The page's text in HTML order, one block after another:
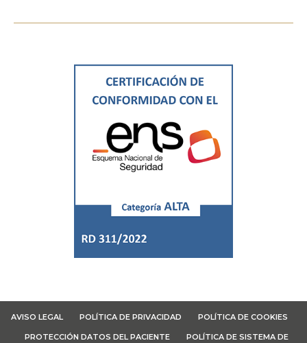
AVISO LEGAL POLÍTICA DE PRIVACIDAD POLÍTICA DE COOKIES
PROTECCIÓN DATOS DEL PACIENTE POLÍTICA DE SISTEMA DE